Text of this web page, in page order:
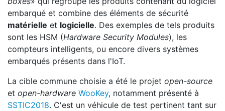
embarqué et combine des éléments de sécurité
matérielle et logicielle. Des exemples de tels produits
sont les HSM (Hardware Security Modules), les
compteurs intelligents, ou encore divers systèmes
embarqués présents dans l'IoT.
La cible commune choisie a été le projet open-source
et open-hardware WooKey, notamment présenté à
SSTIC2018. C'est un véhicule de test pertinent tant sur